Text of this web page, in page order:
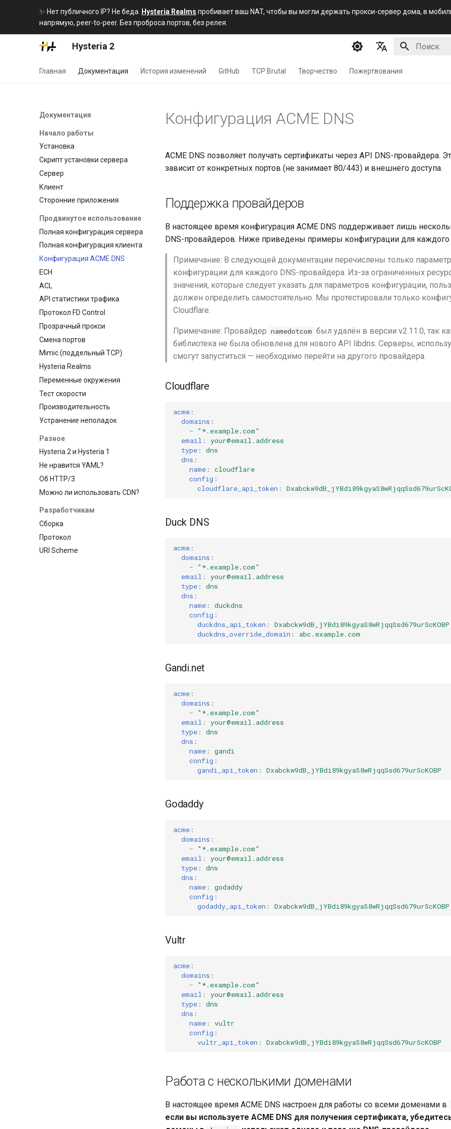
✨ Нет публичного IP? Не беда. Hysteria Realms пробивает ваш NAT, чтобы вы могли держать прокси-сервер дома, в
напрямую, peer-to-peer. Без проброса портов, без релея.
Hysteria 2
English
Главная Документация История изменений GitHub TCP Brutal Творчество Пожертвования
Документация
Начало работы
Установка
Скрипт установки сервера
Сервер
Клиент
Сторонние приложения
Продвинутое использование
Полная конфигурация сервера
Полная конфигурация клиента
Конфигурация ACME DNS
ECH
ACL
API статистики трафика
Протокол FD Control
Прозрачный прокси
Смена портов
Mimic (поддельный TCP)
Hysteria Realms
Переменные окружения
Тест скорости
Производительность
Устранение неполадок
Разное
Hysteria 2 и Hysteria 1
Не нравится YAML?
Об HTTP/3
Можно ли использовать CDN?
Разработчикам
Сборка
Протокол
URI Scheme
Конфигурация ACME DNS
ACME DNS позволяет получать сертификаты через API DNS-провайдера.
зависит от конкретных портов (не занимает 80/443) и внешнего доступа.
Поддержка провайдеров
В настоящее время конфигурация ACME DNS поддерживает лишь
DNS-провайдеров. Ниже приведены примеры конфигурации для каждого
Примечание: В следующей документации перечислены только
конфигурации для каждого DNS-провайдера. Из-за ограниченных
значения, которые следует указать для параметров конфигурации,
должен определить самостоятельно. Мы протестировали только
Cloudflare.
Примечание: Провайдер namedotcom был удалён в версии v2.11.0, так
библиотека не была обновлена для нового API libdns. Серверы,
смогут запуститься — необходимо перейти на другого провайдера.
Cloudflare
acme :
domains :
-
"*.example.com"
email :
your@email.address
type :
dns
dns :
name :
cloudflare
config :
cloudflare_api_token :
Duck DNS
acme :
domains :
-
"*.example.com"
email :
your@email.address
type :
dns
dns :
name :
duckdns
config :
duckdns_api_token :
Dxabckw9dB_jYBdi89kgyaS8wRjqqSsd679urScKOBP
duckdns_override_domain : abc.example.com
Gandi.net
acme :
domains :
-
"*.example.com"
email :
your@email.address
type :
dns
dns :
name :
gandi
config :
gandi_api_token : Dxabckw9dB_jYBdi89kgyaS8wRjqqSsd679urScKOBP
Godaddy
acme :
domains :
-
"*.example.com"
email :
your@email.address
type :
dns
dns :
name :
godaddy
config :
godaddy_api_token : Dxabckw9dB_jYBdi89kgyaS8wRjqqSsd679urScKOBP
Vultr
acme :
domains :
-
"*.example.com"
email :
your@email.address
type :
dns
dns :
name :
vultr
config :
vultr_api_token : Dxabckw9dB_jYBdi89kgyaS8wRjqqSsd679urScKOBP
Работа с несколькими доменами
В настоящее время ACME DNS настроен для работы со всеми доменами в
если вы используете ACME DNS для получения сертификата,